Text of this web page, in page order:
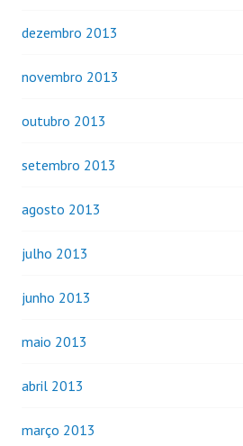
dezembro 2013
novembro 2013
outubro 2013
setembro 2013
agosto 2013
julho 2013
junho 2013
maio 2013
abril 2013
março 2013